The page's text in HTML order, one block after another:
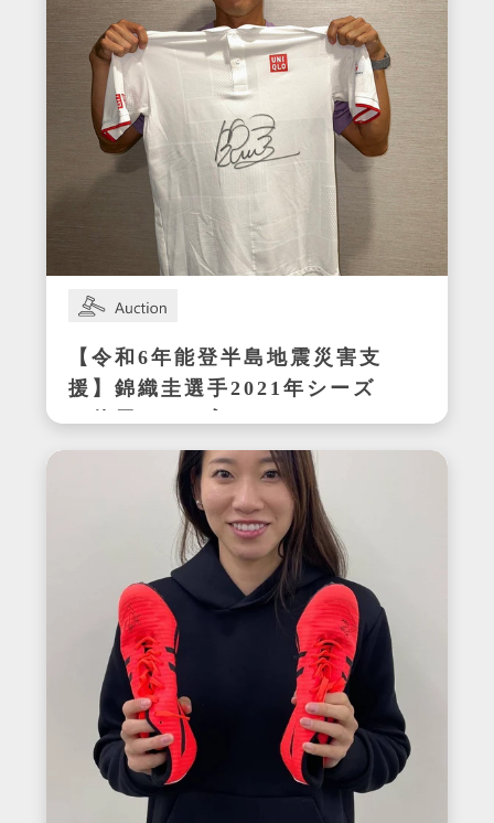
【令和6年能登半島地震災害支
援】錦織圭選手2021年シーズ
ン使用サイン入りウェア